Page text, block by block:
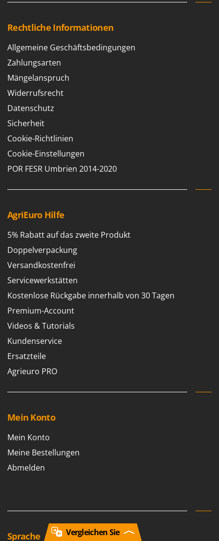
Rechtliche Informationen
Allgemeine Geschäftsbedingungen
Zahlungsarten
Mängelanspruch
Widerrufsrecht
Datenschutz
Sicherheit
Cookie-Richtlinien
Cookie-Einstellungen
POR FESR Umbrien 2014-2020
AgriEuro Hilfe
5% Rabatt auf das zweite Produkt
Doppelverpackung
Versandkostenfrei
Servicewerkstätten
Kostenlose Rückgabe innerhalb von 30 Tagen
Premium-Account
Videos & Tutorials
Kundenservice
Ersatzteile
Agrieuro PRO
Mein Konto
Mein Konto
Meine Bestellungen
Abmelden
Sprache Vergleichen Sie